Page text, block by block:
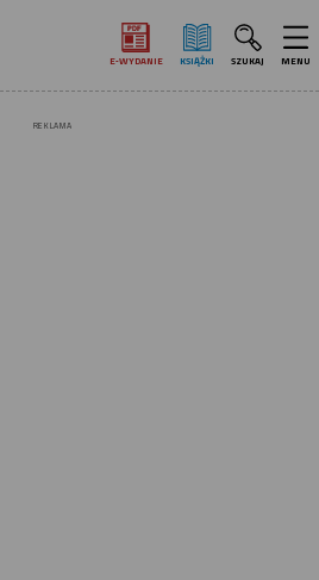
E‑WYDANIE KSIĄŻKI SZUKAJ MENU
REKLAMA